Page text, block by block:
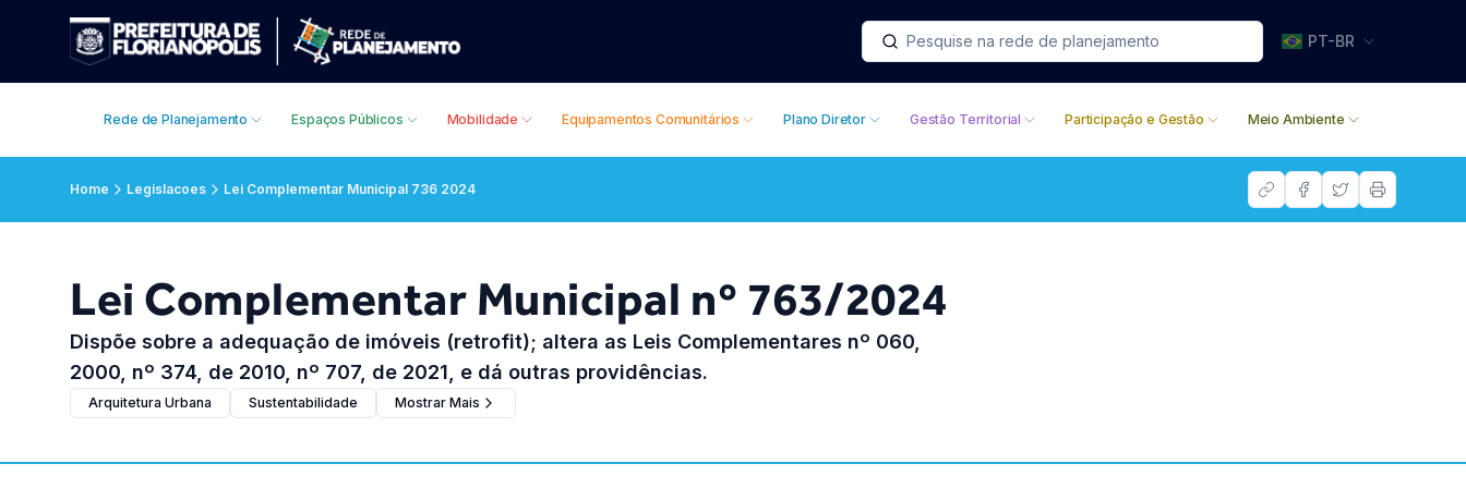
PT-BR
Rede de Planejamento Espaços Públicos Mobilidade Equipamentos Comunitários Plano Diretor Gestão Territorial Participação e Gestão Meio Ambiente
Home Legislacoes Lei Complementar Municipal 736 2024
Lei Complementar Municipal nº 763/2024
Dispõe sobre a adequação de imóveis (retrofit); altera as Leis Complementares nº 060,
2000, nº 374, de 2010, nº 707, de 2021, e dá outras providências.
Arquitetura Urbana Sustentabilidade Mostrar Mais